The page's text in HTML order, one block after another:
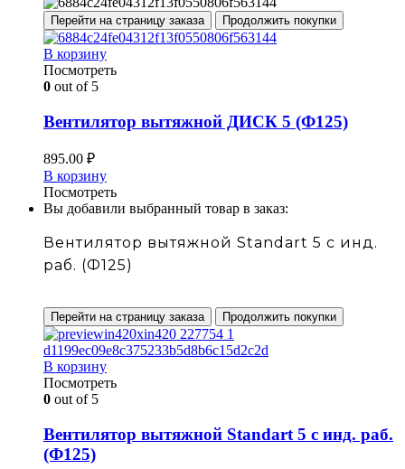
Перейти на страницу заказа Продолжить покупки
В корзину
Посмотреть
0 out of 5
Вентилятор вытяжной ДИСК 5 (Ф125)
895.00 ₽
В корзину
Посмотреть
Вы добавили выбранный товар в заказ:
Вентилятор вытяжной Standart 5 с инд.
раб. (Ф125)
Перейти на страницу заказа Продолжить покупки
В корзину
Посмотреть
0 out of 5
Вентилятор вытяжной Standart 5 с инд. раб.
(Ф125)